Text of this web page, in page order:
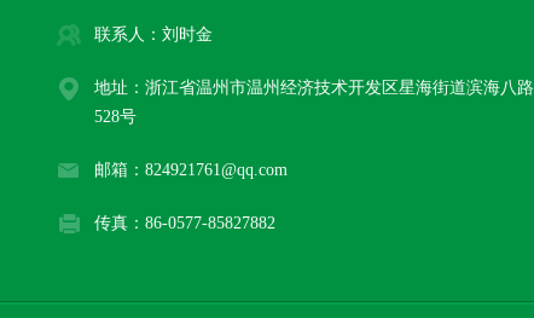
联系人：刘时金
地址：浙江省温州市温州经济技术开发区星海街道滨海八路
528号
邮箱：824921761@qq.com
传真：86-0577-85827882